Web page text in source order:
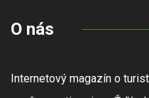
O nás
Internetový magazín o